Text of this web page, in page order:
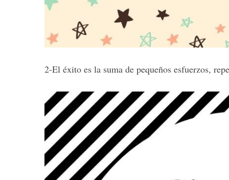
2-El éxito es la suma de pequeños esfuerzos,